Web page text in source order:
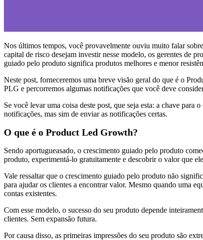
Nos últimos tempos, você provavelmente ouviu muito falar
capital de risco desejam investir nesse modelo, os gerentes de
guiado pelo produto significa produtos melhores e menor
Neste post, forneceremos uma breve visão geral do que é o
PLG e percorremos algumas notificações que você deve
Se você levar uma coisa deste post, que seja esta: a chave
notificações, mas sim de enviar as notificações certas.
O que é o Product Led Growth?
Sendo aportugueasado, o crescimento guiado pelo produto
produto, experimentá-lo gratuitamente e descobrir o valor que
Vale ressaltar que o crescimento guiado pelo produto não
para ajudar os clientes a encontrar valor. Mesmo quando uma
contas existentes.
Com esse modelo, o sucesso do seu produto depende
clientes. Sem expansão futura.
Por causa disso, as primeiras impressões do seu produto são